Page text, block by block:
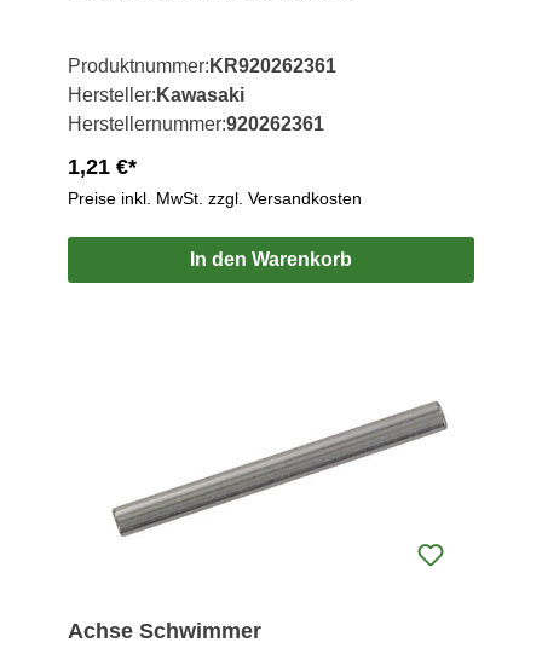
Produktnummer: KR920262361
Hersteller: Kawasaki
Herstellernummer:920262361
1,21 €*
Preise inkl. MwSt. zzgl. Versandkosten
In den Warenkorb
Achse Schwimmer